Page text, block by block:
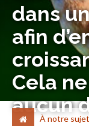
dans
afin
Cela
aucun
À notre sujet